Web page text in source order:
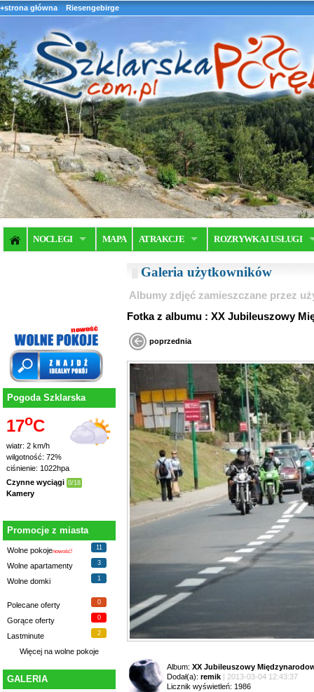
+strona główna Riesengebirge
NOCLEGI MAPA ATRAKCJE ROZRYWKA I USŁUGI
Pogoda Szklarska
17oC
wiatr: 2 km/h
wilgotność: 72%
ciśnienie: 1022hpa
Czynne wyciągi 0/18
Kamery
Promocje z miasta
Wolne pokojenowość!
11
Wolne apartamenty 3
Wolne domki 1
Polecane oferty 0
Gorące oferty 0
Lastminute 2
Więcej na wolne pokoje
GALERIA
Galeria użytkowników
Albumy zdjęć zamieszczane przez
Fotka z albumu : XX
poprzednia
Album: XX Jubileuszowy
Dodał(a): remik | 2013-03-04 12:43:37
Licznik wyświetleń: 1986